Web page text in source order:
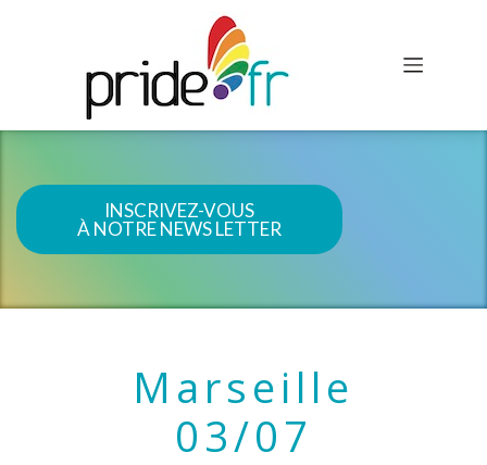
INSCRIVEZ-VOUS
À NOTRE NEWS LETTER
Marseille
03/07